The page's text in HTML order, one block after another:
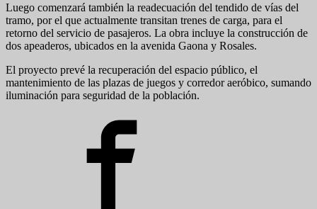
Luego comenzará también la readecuación del tendido de vías del
tramo, por el que actualmente transitan trenes de carga, para el
retorno del servicio de pasajeros. La obra incluye la construcción de
dos apeaderos, ubicados en la avenida Gaona y Rosales.
El proyecto prevé la recuperación del espacio público, el
mantenimiento de las plazas de juegos y corredor aeróbico, sumando
iluminación para seguridad de la población.